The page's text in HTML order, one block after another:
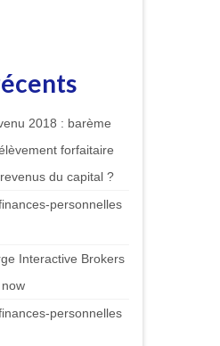
2018 : barème
forfaitaire
du capital ?
personnelles
Interactive Brokers
personnelles